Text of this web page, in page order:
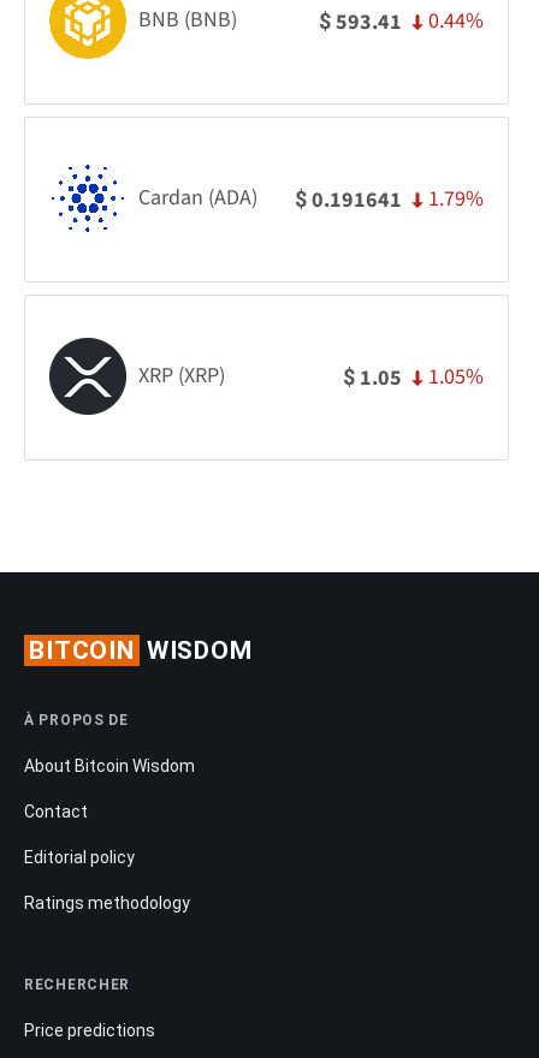
BNB (BNB) $593.41 0.44%
Cardan (ADA) $0.191641 1.79%
XRP (XRP) $ 1.05 1.05%
BITCOIN WISDOM
À PROPOS DE
About Bitcoin Wisdom
Contact
Editorial policy
Ratings methodology
RECHERCHER
Price predictions